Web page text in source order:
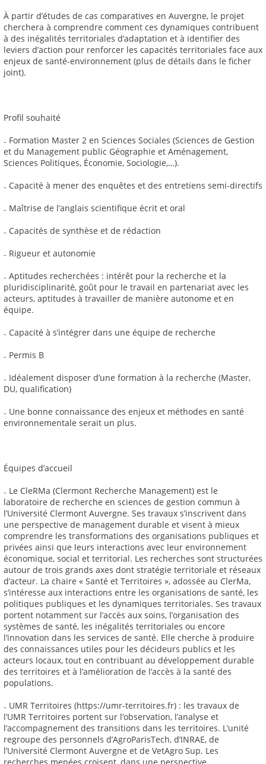
À partir d’études de cas comparatives en Auvergne, le projet
cherchera à comprendre comment ces dynamiques contribuent
à des inégalités territoriales d’adaptation et à identifier des
leviers d’action pour renforcer les capacités territoriales face aux
enjeux de santé-environnement (plus de détails dans le ficher
joint).
Profil souhaité
₋ Formation Master 2 en Sciences Sociales (Sciences de Gestion
et du Management public Géographie et Aménagement,
Sciences Politiques, Économie, Sociologie,…).
₋ Capacité à mener des enquêtes et des entretiens semi-directifs
₋ Maîtrise de l’anglais scientifique écrit et oral
₋ Capacités de synthèse et de rédaction
₋ Rigueur et autonomie
₋ Aptitudes recherchées : intérêt pour la recherche et la
pluridisciplinarité, goût pour le travail en partenariat avec les
acteurs, aptitudes à travailler de manière autonome et en
équipe.
₋ Capacité à s’intégrer dans une équipe de recherche
₋ Permis B
₋ Idéalement disposer d’une formation à la recherche (Master,
DU, qualification)
₋ Une bonne connaissance des enjeux et méthodes en santé
environnementale serait un plus.
Équipes d’accueil
₋ Le CleRMa (Clermont Recherche Management) est le
laboratoire de recherche en sciences de gestion commun à
l’Université Clermont Auvergne. Ses travaux s’inscrivent dans
une perspective de management durable et visent à mieux
comprendre les transformations des organisations publiques et
privées ainsi que leurs interactions avec leur environnement
économique, social et territorial. Les recherches sont structurées
autour de trois grands axes dont stratégie territoriale et réseaux
d’acteur. La chaire « Santé et Territoires », adossée au ClerMa,
s’intéresse aux interactions entre les organisations de santé, les
politiques publiques et les dynamiques territoriales. Ses travaux
portent notamment sur l’accès aux soins, l’organisation des
systèmes de santé, les inégalités territoriales ou encore
l’innovation dans les services de santé. Elle cherche à produire
des connaissances utiles pour les décideurs publics et les
acteurs locaux, tout en contribuant au développement durable
des territoires et à l’amélioration de l’accès à la santé des
populations.
₋ UMR Territoires (https://umr-territoires.fr) : les travaux de
l’UMR Territoires portent sur l’observation, l’analyse et
l’accompagnement des transitions dans les territoires. L’unité
regroupe des personnels d’AgroParisTech, d’INRAE, de
l’Université Clermont Auvergne et de VetAgro Sup. Les